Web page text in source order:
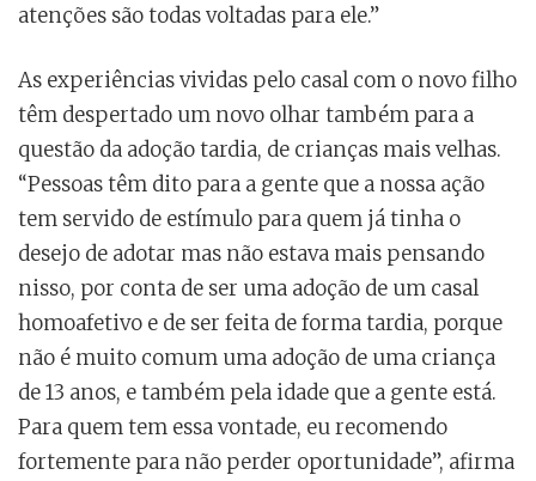
atenções são todas voltadas para ele.”
As experiências vividas pelo casal com o novo filho
têm despertado um novo olhar também para a
questão da adoção tardia, de crianças mais velhas.
“Pessoas têm dito para a gente que a nossa ação
tem servido de estímulo para quem já tinha o
desejo de adotar mas não estava mais pensando
nisso, por conta de ser uma adoção de um casal
homoafetivo e de ser feita de forma tardia, porque
não é muito comum uma adoção de uma criança
de 13 anos, e também pela idade que a gente está.
Para quem tem essa vontade, eu recomendo
fortemente para não perder oportunidade”, afirma